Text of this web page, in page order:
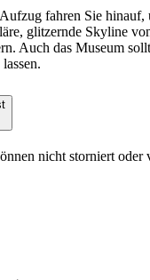
fahren Sie hinauf,
glitzernde Skyline
Auch das Museum
nicht storniert oder